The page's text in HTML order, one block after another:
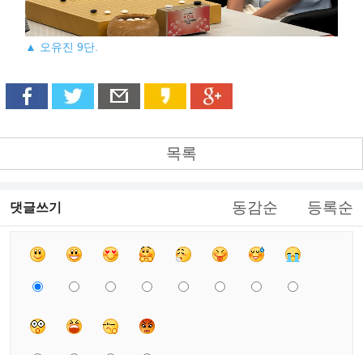
▲ 오유진 9단.
목록
댓글쓰기 동감순 등록순